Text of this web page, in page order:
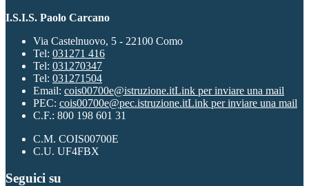
I.S.I.S. Paolo Carcano
Via Castelnuovo, 5 - 22100 Como
Tel: 031271 416
Tel: 031270347
Tel: 031271504
Email: cois00700e@istruzione.itLink per inviare una mail
PEC: cois00700e@pec.istruzione.itLink per inviare una mail
C.F.: 800 198 601 31
C.M. COIS00700E
C.U. UF4FBX
Seguici su